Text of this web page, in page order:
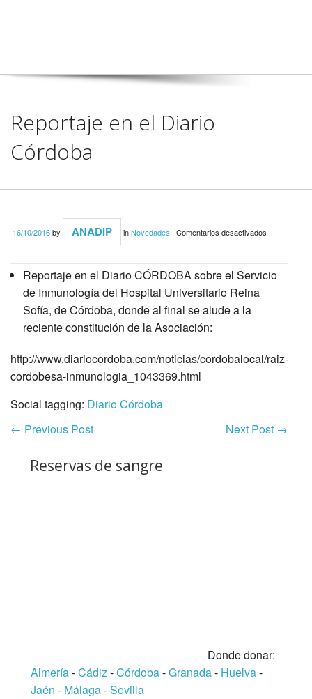
Reportaje en el Diario
Córdoba
16/10/2016by ANADIP inNovedades | Comentarios desactivados
Córdoba
Reportaje en el Diario CÓRDOBA sobre el Servicio
de Inmunología del Hospital Universitario Reina
Sofía, de Córdoba, donde al final se alude a la
reciente constitución de la Asociación:
http://www.diariocordoba.com/noticias/cordobalocal/raiz-
cordobesa-inmunologia_1043369.html
Social tagging: Diario Córdoba
← Previous Post Next Post →
Reservas de sangre
Donde donar:
Almería-Cádiz-Córdoba-Granada- Huelva-
Jaén - Málaga-Sevilla